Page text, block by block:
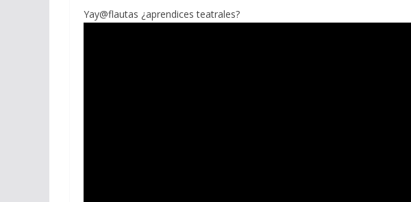
Yay@flautas ¿aprendices teatrales?